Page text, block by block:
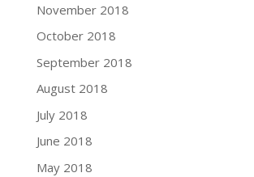
November 2018
October 2018
September 2018
August 2018
July 2018
June 2018
May 2018